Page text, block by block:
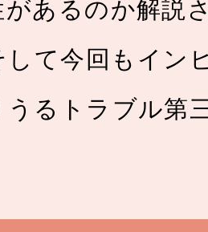
があるのか解説
して今回もイン
うるトラブル第